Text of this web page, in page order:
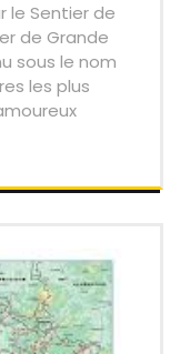
le Sentier de
de Grande
sous le nom
les plus